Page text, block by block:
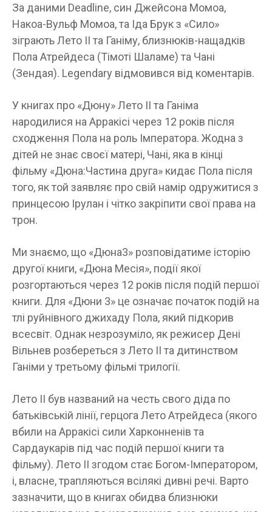
За даними Deadline, син Джейсона Момоа,
Накоа-Вульф Момоа, та Іда Брук з «Сило»
зіграють Лето II та Ганіму, близнюків-нащадків
Пола Атрейдеса (Тімоті Шаламе) та Чані
(Зендая). Legendary відмовився від коментарів.
У книгах про «Дюну» Лето II та Ганіма
народилися на Арракісі через 12 років після
сходження Пола на роль Імператора. Жодна з
дітей не знає своєї матері, Чані, яка в кінці
фільму «Дюна:Частина друга» кидає Пола після
того, як той заявляє про свій намір одружитися з
принцесою Ірулан і чітко закріпити свої права на
трон.
Ми знаємо, що «Дюна3» розповідатиме історію
другої книги, «Дюна Месія», події якої
розгортаються через 12 років після подій першої
книги. Для «Дюни 3» це означає початок подій на
тлі руйнівного джихаду Пола, який підкорив
всесвіт. Однак незрозуміло, як режисер Дені
Вільнев розбереться з Лето II та дитинством
Ганіми у третьому фільмі трилогії.
Лето II був названий на честь свого діда по
батьківській лінії, герцога Лето Атрейдеса (якого
вбили на Арракісі сили Харконненів та
Сардаукарів під час подій першої книги та
фільму). Лето II згодом стає Богом-Імператором,
і, власне, трапляються всілякі дивні речі. Варто
зазначити, що в книгах обидва близнюки